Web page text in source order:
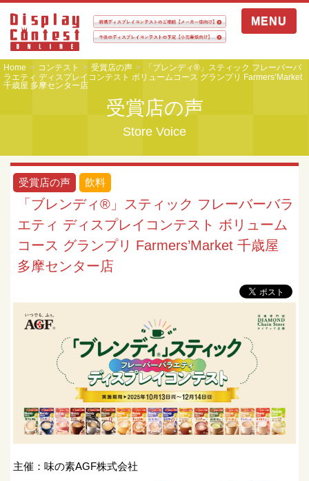
MENU
Home コンテスト 受賞店の声
「ブレンディ®」スティック フレーバーバ
ラエティ ディスプレイコンテスト ボリュームコース グランプリ Farmers’Market
千歳屋 多摩センター店
受賞店の声
Store Voice
受賞店の声 飲料
「ブレンディ®」スティック フレーバーバラ
エティ ディスプレイコンテスト ボリューム
コース グランプリ Farmers’Market 千歳屋
多摩センター店
主催：味の素AGF株式会社